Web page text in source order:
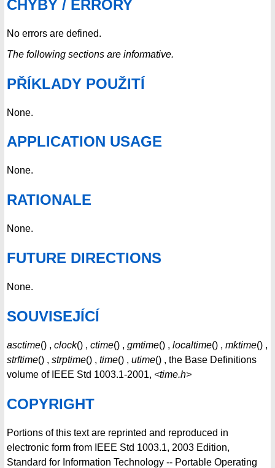
CHYBY / ERRORY
No errors are defined.
The following sections are informative.
PŘÍKLADY POUŽITÍ
None.
APPLICATION USAGE
None.
RATIONALE
None.
FUTURE DIRECTIONS
None.
SOUVISEJÍCÍ
asctime() , clock() , ctime() , gmtime() , localtime() , mktime() ,
strftime() , strptime() , time() , utime() , the Base Definitions
volume of IEEE Std 1003.1-2001, <time.h>
COPYRIGHT
Portions of this text are reprinted and reproduced in
electronic form from IEEE Std 1003.1, 2003 Edition,
Standard for Information Technology -- Portable Operating